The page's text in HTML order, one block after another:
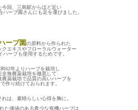
今回、三島駅からほど近い
ハーブ園さんにも足を運びました。
ーブ園の原料から作られた
クエキスやフローラルウォーター
ハーブも使用するためです。
62年よりハーブを栽培し
全無農薬栽培を徹底して
農薬栽培で品質の高いハーブを
で作り続けておられます。
れは、素晴らしい心得を胸に。
た価値のある希少な有機ハーブは